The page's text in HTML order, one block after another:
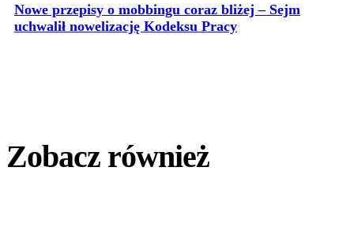
Nowe przepisy o mobbingu coraz bliżej – Sejm
uchwalił nowelizację Kodeksu Pracy
Zobacz również